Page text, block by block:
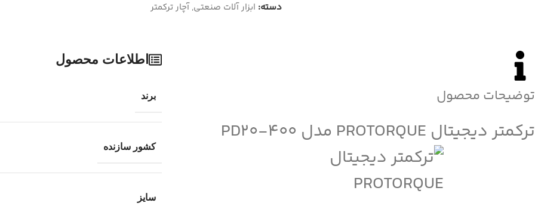
دسته: ابزار آلات صنعتی, آچار ترکمتر
توضیحات محصول
ترکمتر دیجیتال PROTORQUE مدل PD20-400
اطلاعات محصول
برند
کشور سازنده
سایز